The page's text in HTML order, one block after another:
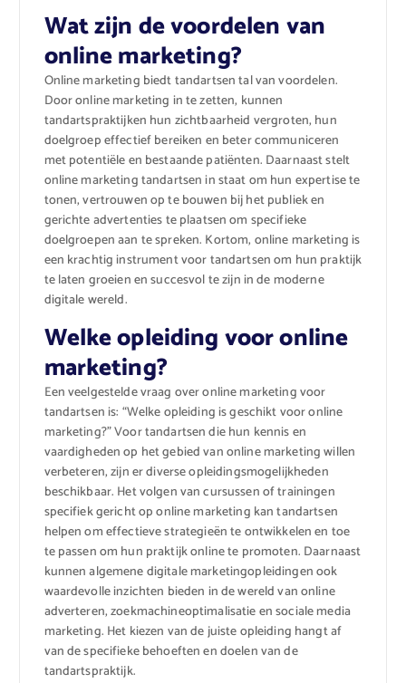
Wat zijn de voordelen van
online marketing?
Online marketing biedt tandartsen tal van voordelen.
Door online marketing in te zetten, kunnen
tandartspraktijken hun zichtbaarheid vergroten, hun
doelgroep effectief bereiken en beter communiceren
met potentiële en bestaande patiënten. Daarnaast stelt
online marketing tandartsen in staat om hun expertise te
tonen, vertrouwen op te bouwen bij het publiek en
gerichte advertenties te plaatsen om specifieke
doelgroepen aan te spreken. Kortom, online marketing is
een krachtig instrument voor tandartsen om hun praktijk
te laten groeien en succesvol te zijn in de moderne
digitale wereld.
Welke opleiding voor online
marketing?
Een veelgestelde vraag over online marketing voor
tandartsen is: “Welke opleiding is geschikt voor online
marketing?” Voor tandartsen die hun kennis en
vaardigheden op het gebied van online marketing willen
verbeteren, zijn er diverse opleidingsmogelijkheden
beschikbaar. Het volgen van cursussen of trainingen
specifiek gericht op online marketing kan tandartsen
helpen om effectieve strategieën te ontwikkelen en toe
te passen om hun praktijk online te promoten. Daarnaast
kunnen algemene digitale marketingopleidingen ook
waardevolle inzichten bieden in de wereld van online
adverteren, zoekmachineoptimalisatie en sociale media
marketing. Het kiezen van de juiste opleiding hangt af
van de specifieke behoeften en doelen van de
tandartspraktijk.